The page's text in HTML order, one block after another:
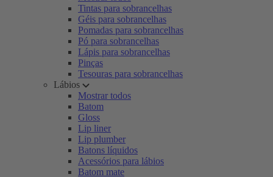
Tintas para sobrancelhas
Géis para sobrancelhas
Pomadas para sobrancelhas
Pó para sobrancelhas
Lápis para sobrancelhas
Pinças
Tesouras para sobrancelhas
Lábios
Mostrar todos
Batom
Gloss
Lip liner
Lip plumber
Batons líquidos
Acessórios para lábios
Batom mate